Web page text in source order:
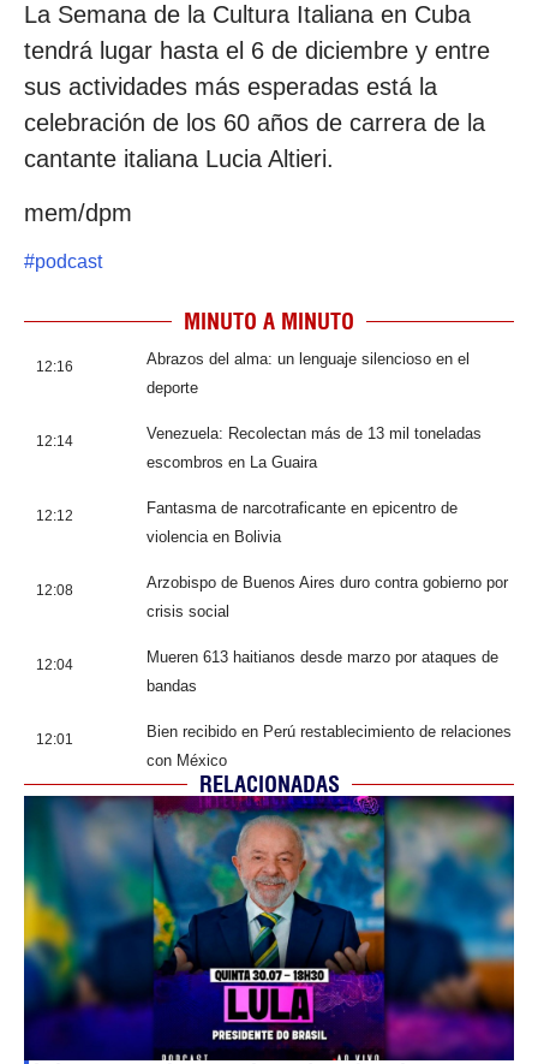
La Semana de la Cultura Italiana en Cuba
tendrá lugar hasta el 6 de diciembre y entre
sus actividades más esperadas está la
celebración de los 60 años de carrera de la
cantante italiana Lucia Altieri.
mem/dpm
#podcast
MINUTO A MINUTO
12:16
Abrazos del alma: un lenguaje silencioso en el
deporte
12:14
Venezuela: Recolectan más de 13 mil toneladas
escombros en La Guaira
12:12
Fantasma de narcotraficante en epicentro de
violencia en Bolivia
12:08
Arzobispo de Buenos Aires duro contra gobierno por
crisis social
12:04
Mueren 613 haitianos desde marzo por ataques de
bandas
12:01
Bien recibido en Perú restablecimiento de relaciones
con México
RELACIONADAS